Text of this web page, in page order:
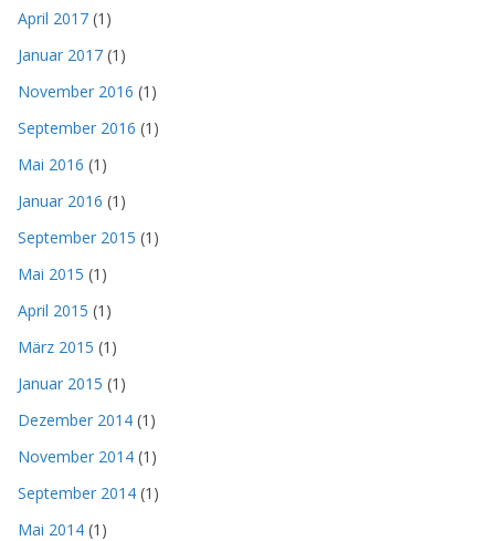
April 2017 (1)
Januar 2017 (1)
November 2016 (1)
September 2016 (1)
Mai 2016 (1)
Januar 2016 (1)
September 2015 (1)
Mai 2015 (1)
April 2015 (1)
März 2015 (1)
Januar 2015 (1)
Dezember 2014 (1)
November 2014 (1)
September 2014 (1)
Mai 2014 (1)